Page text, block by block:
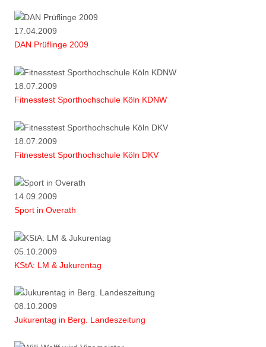
17.04.2009
DAN Prüflinge 2009
18.07.2009
Fitnesstest Sporthochschule Köln KDNW
18.07.2009
Fitnesstest Sporthochschule Köln DKV
14.09.2009
Sport in Overath
05.10.2009
KStA: LM & Jukurentag
08.10.2009
Jukurentag in Berg. Landeszeitung